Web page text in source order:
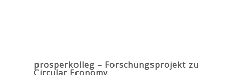
prosperkolleg – Forschungsprojekt zu
Circular Economy